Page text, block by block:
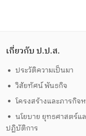
เกี่ยวกับ ป.ป.ส.
ประวัติความเป็นมา
วิสัยทัศน์ พันธกิจ
โครงสร้างและภารกิจ
นโยบาย ยุทธศาสตร์แ
ปฏิบัติการ